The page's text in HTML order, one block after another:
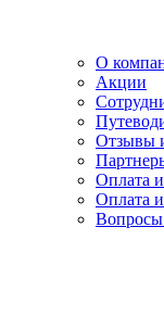
О
Акции
Отзывы
Оплата
Оплата